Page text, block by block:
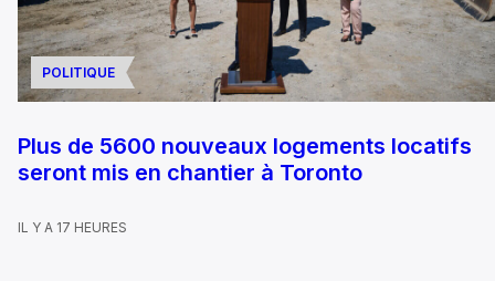
POLITIQUE
Plus de 5600 nouveaux logements locatifs
seront mis en chantier à Toronto
IL Y A 17 HEURES